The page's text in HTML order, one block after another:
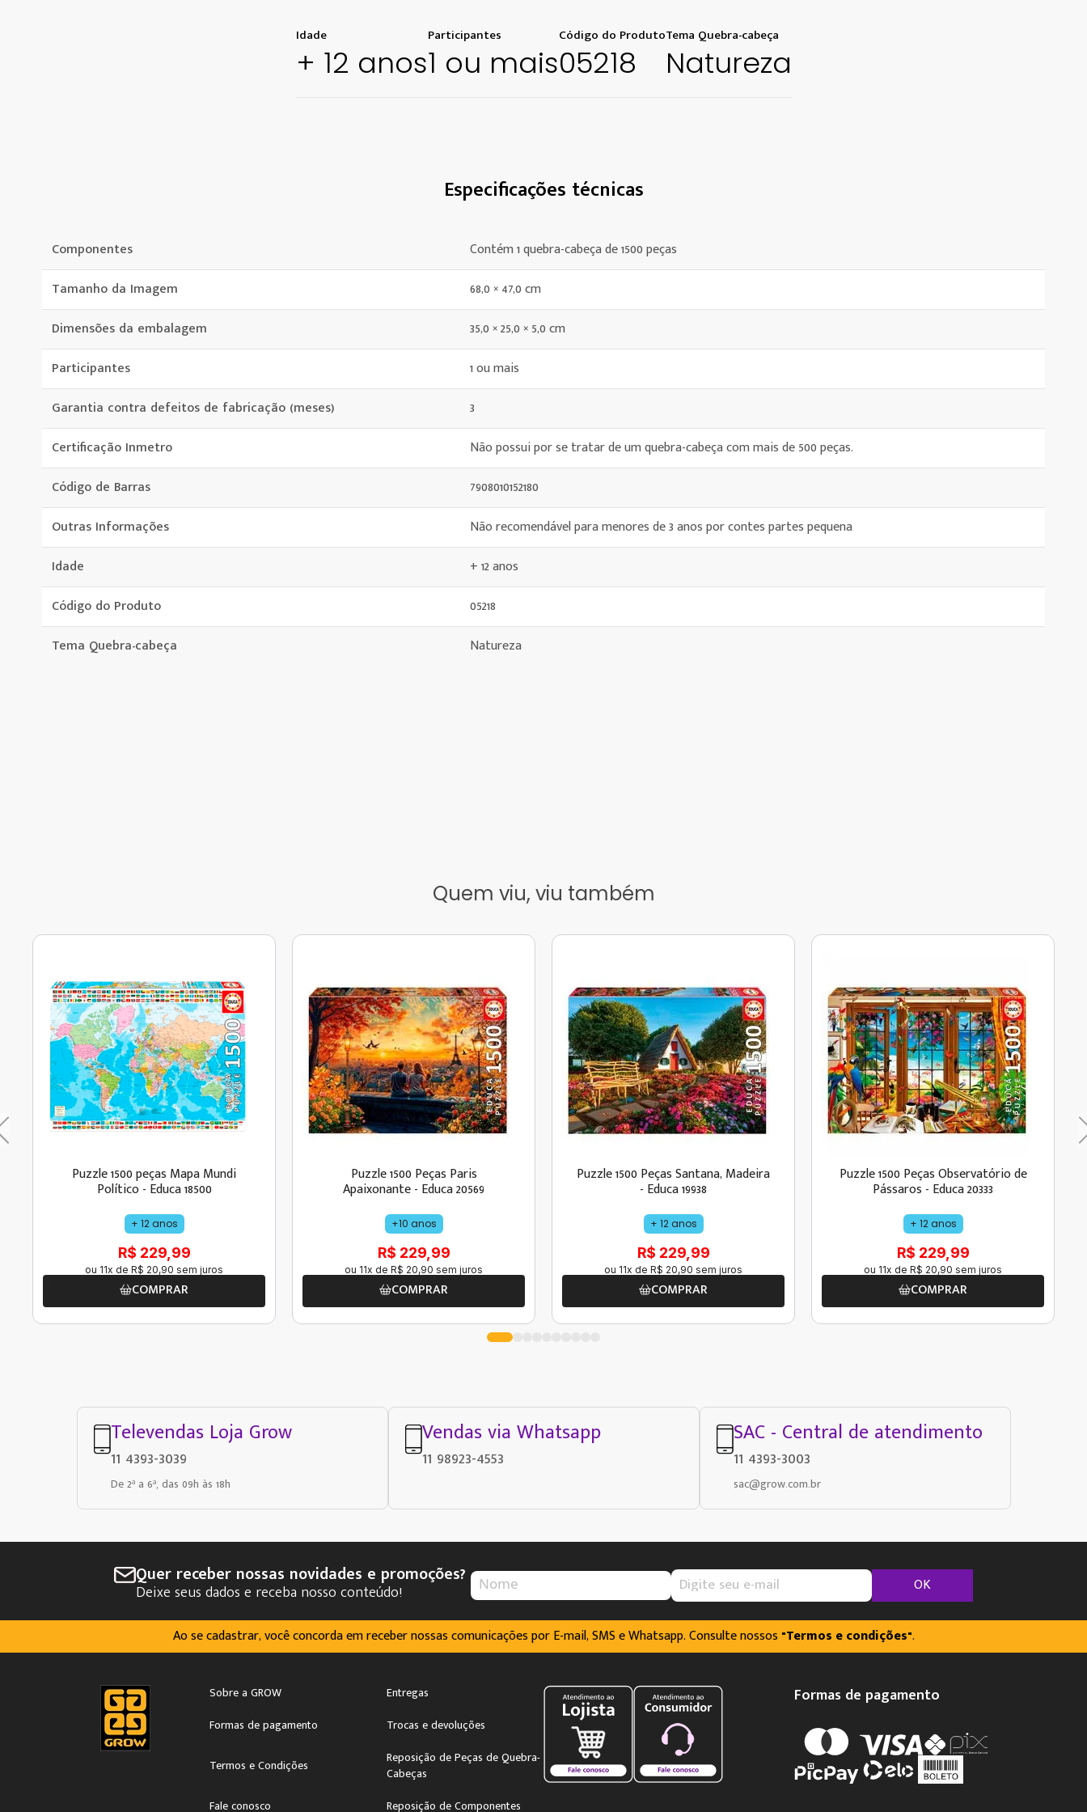
Condição: NOVO/ LACRADO
Quantidade de peças: 1500 peças
Dimensões do puzzle montado: 68,0 × 47,0 cm
Idade
+ 12 anos
Participantes
1 ou mais
Código do Produto
05218
Tema Quebra-cabeça
Natureza
Especificações técnicas
Componentes
Contém 1 quebra-cabeça de 1500 peças
Tamanho da Imagem
68,0 × 47,0 cm
Dimensões da embalagem
35,0 × 25,0 × 5,0 cm
Participantes
1 ou mais
Garantia contra defeitos de fabricação (meses)
3
Certificação Inmetro
Não possui por se tratar de um quebra-cabeça com mais de 500 peças.
Código de Barras
7908010152180
Outras Informações
Não recomendável para menores de 3 anos por contes partes pequena
Idade
+ 12 anos
Código do Produto
05218
Tema Quebra-cabeça
Natureza
Quem viu, viu também
Puzzle 1500 peças Mapa Mundi
Político - Educa 18500
+ 12 anos
R$ 229,99
ou 11x de R$ 20,90 sem juros
COMPRAR
Puzzle 1500 Peças Paris
Apaixonante - Educa 20569
+10 anos
R$ 229,99
ou 11x de R$ 20,90 sem juros
COMPRAR
Puzzle 1500 Peças Santana, Madeira
- Educa 19938
+ 12 anos
R$ 229,99
ou 11x de R$ 20,90 sem juros
COMPRAR
Puzzle 1500 Peças Observatório de
Pássaros - Educa 20333
+ 12 anos
R$ 229,99
ou 11x de R$ 20,90 sem juros
COMPRAR
Televendas Loja Grow
11 4393-3039
De 2ª a 6ª, das 09h às 18h
Vendas via Whatsapp
11 98923-4553
SAC - Central de atendimento
11 4393-3003
sac@grow.com.br
Quer receber nossas novidades e promoções?
Deixe seus dados e receba nosso conteúdo! OK
Ao se cadastrar, você concorda em receber nossas comunicações por E-mail, SMS e Whatsapp. Consulte nossos "Termos e condições".
Sobre a GROW
Entregas
Formas de pagamento
Trocas e devoluções
Termos e Condições
Reposição de Peças de Quebra-
Cabeças
Fale conosco
Reposição de Componentes
Formas de pagamento